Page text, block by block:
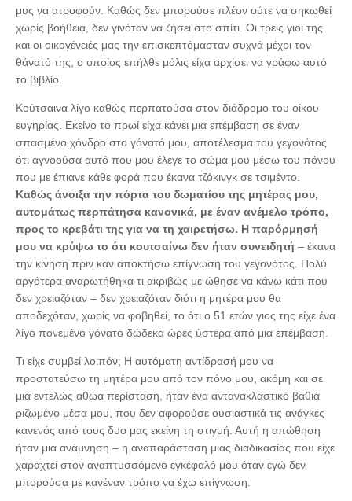
μυς να ατροφούν. Καθώς δεν μπορούσε πλέον ούτε να σηκωθεί
χωρίς βοήθεια, δεν γινόταν να ζήσει στο σπίτι. Οι τρεις γιοι της
και οι οικογένειές μας την επισκεπτόμασταν συχνά μέχρι τον
θάνατό της, ο οποίος επήλθε μόλις είχα αρχίσει να γράφω αυτό
το βιβλίο.
Κούτσαινα λίγο καθώς περπατούσα στον διάδρομο του οίκου
ευγηρίας. Εκείνο το πρωί είχα κάνει μια επέμβαση σε έναν
σπασμένο χόνδρο στο γόνατό μου, αποτέλεσμα του γεγονότος
ότι αγνοούσα αυτό που μου έλεγε το σώμα μου μέσω του πόνου
που με έπιανε κάθε φορά που έκανα τζόκινγκ σε τσιμέντο.
Καθώς άνοιξα την πόρτα του δωματίου της μητέρας μου,
αυτομάτως περπάτησα κανονικά, με έναν ανέμελο τρόπο,
προς το κρεβάτι της για να τη χαιρετήσω. Η παρόρμησή
μου να κρύψω το ότι κουτσαίνω δεν ήταν συνειδητή – έκανα
την κίνηση πριν καν αποκτήσω επίγνωση του γεγονότος. Πολύ
αργότερα αναρωτήθηκα τι ακριβώς με ώθησε να κάνω κάτι που
δεν χρειαζόταν – δεν χρειαζόταν διότι η μητέρα μου θα
αποδεχόταν, χωρίς να φοβηθεί, το ότι ο 51 ετών γιος της είχε ένα
λίγο πονεμένο γόνατο δώδεκα ώρες ύστερα από μια επέμβαση.
Τι είχε συμβεί λοιπόν; Η αυτόματη αντίδρασή μου να
προστατεύσω τη μητέρα μου από τον πόνο μου, ακόμη και σε
μια εντελώς αθώα περίσταση, ήταν ένα αντανακλαστικό βαθιά
ριζωμένο μέσα μου, που δεν αφορούσε ουσιαστικά τις ανάγκες
κανενός από τους δυο μας εκείνη τη στιγμή. Αυτή η απώθηση
ήταν μια ανάμνηση – η αναπαράσταση μιας διαδικασίας που είχε
χαραχτεί στον αναπτυσσόμενο εγκέφαλό μου όταν εγώ δεν
μπορούσα με κανέναν τρόπο να έχω επίγνωση.